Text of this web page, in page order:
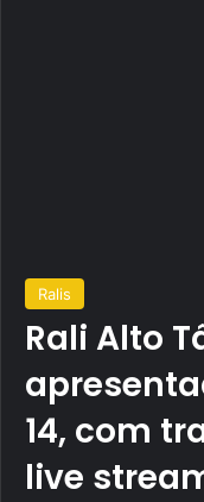
Ralis
Rali Alto
14, com
live